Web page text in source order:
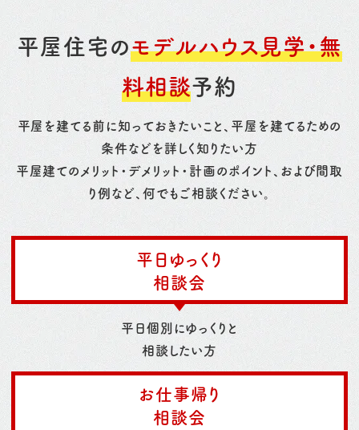
平屋住宅のモデルハウス見学・無
料相談予約
平屋を建てる前に知っておきたいこと、平屋を建てるための
条件などを詳しく知りたい方
平屋建てのメリット・デメリット・計画のポイント、および間取
り例など、何でもご相談ください。
平日ゆっくり
相談会
平日個別にゆっくりと
相談したい方
お仕事帰り
相談会